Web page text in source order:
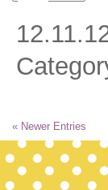
« Newer Entries